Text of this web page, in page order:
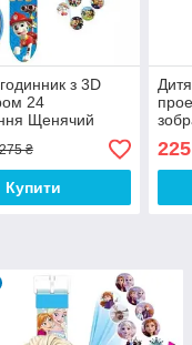
з 3D
24
Щенячий
- Paw
₴
Купити
225